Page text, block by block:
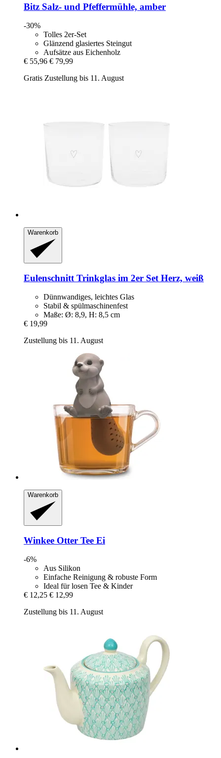
Bitz Salz-​ und Pfeffermühle, amber
-30%
Tolles 2er-Set
Glänzend glasiertes Steingut
Aufsätze aus Eichenholz
€ 55,96 € 79,99
Gratis Zustellung bis 11. August
Warenkorb
Eulenschnitt Trinkglas im 2er Set Herz, weiß
Dünnwandiges, leichtes Glas
Stabil & spülmaschinenfest
Maße: Ø: 8,9, H: 8,5 cm
€ 19,99
Zustellung bis 11. August
Warenkorb
Winkee Otter Tee Ei
-6%
Aus Silikon
Einfache Reinigung & robuste Form
Ideal für losen Tee & Kinder
€ 12,25 € 12,99
Zustellung bis 11. August